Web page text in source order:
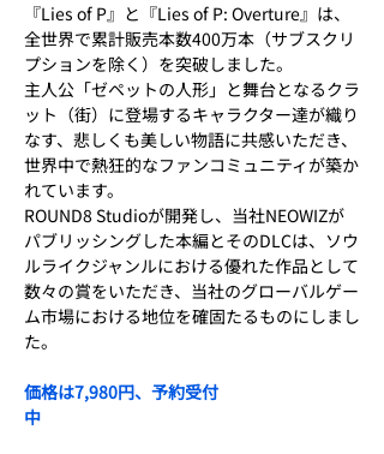
『Lies of P』と『Lies of P: Overture』は、
全世界で累計販売本数400万本（サブスクリ
プションを除く）を突破しました。
主人公「ゼペットの人形」と舞台となるクラ
ット（街）に登場するキャラクター達が織り
なす、悲しくも美しい物語に共感いただき、
世界中で熱狂的なファンコミュニティが築か
れています。
ROUND8 Studioが開発し、当社NEOWIZが
パブリッシングした本編とそのDLCは、ソウ
ルライクジャンルにおける優れた作品として
数々の賞をいただき、当社のグローバルゲー
ム市場における地位を確固たるものにしまし
た。
価格は7,980円、予約受付
中